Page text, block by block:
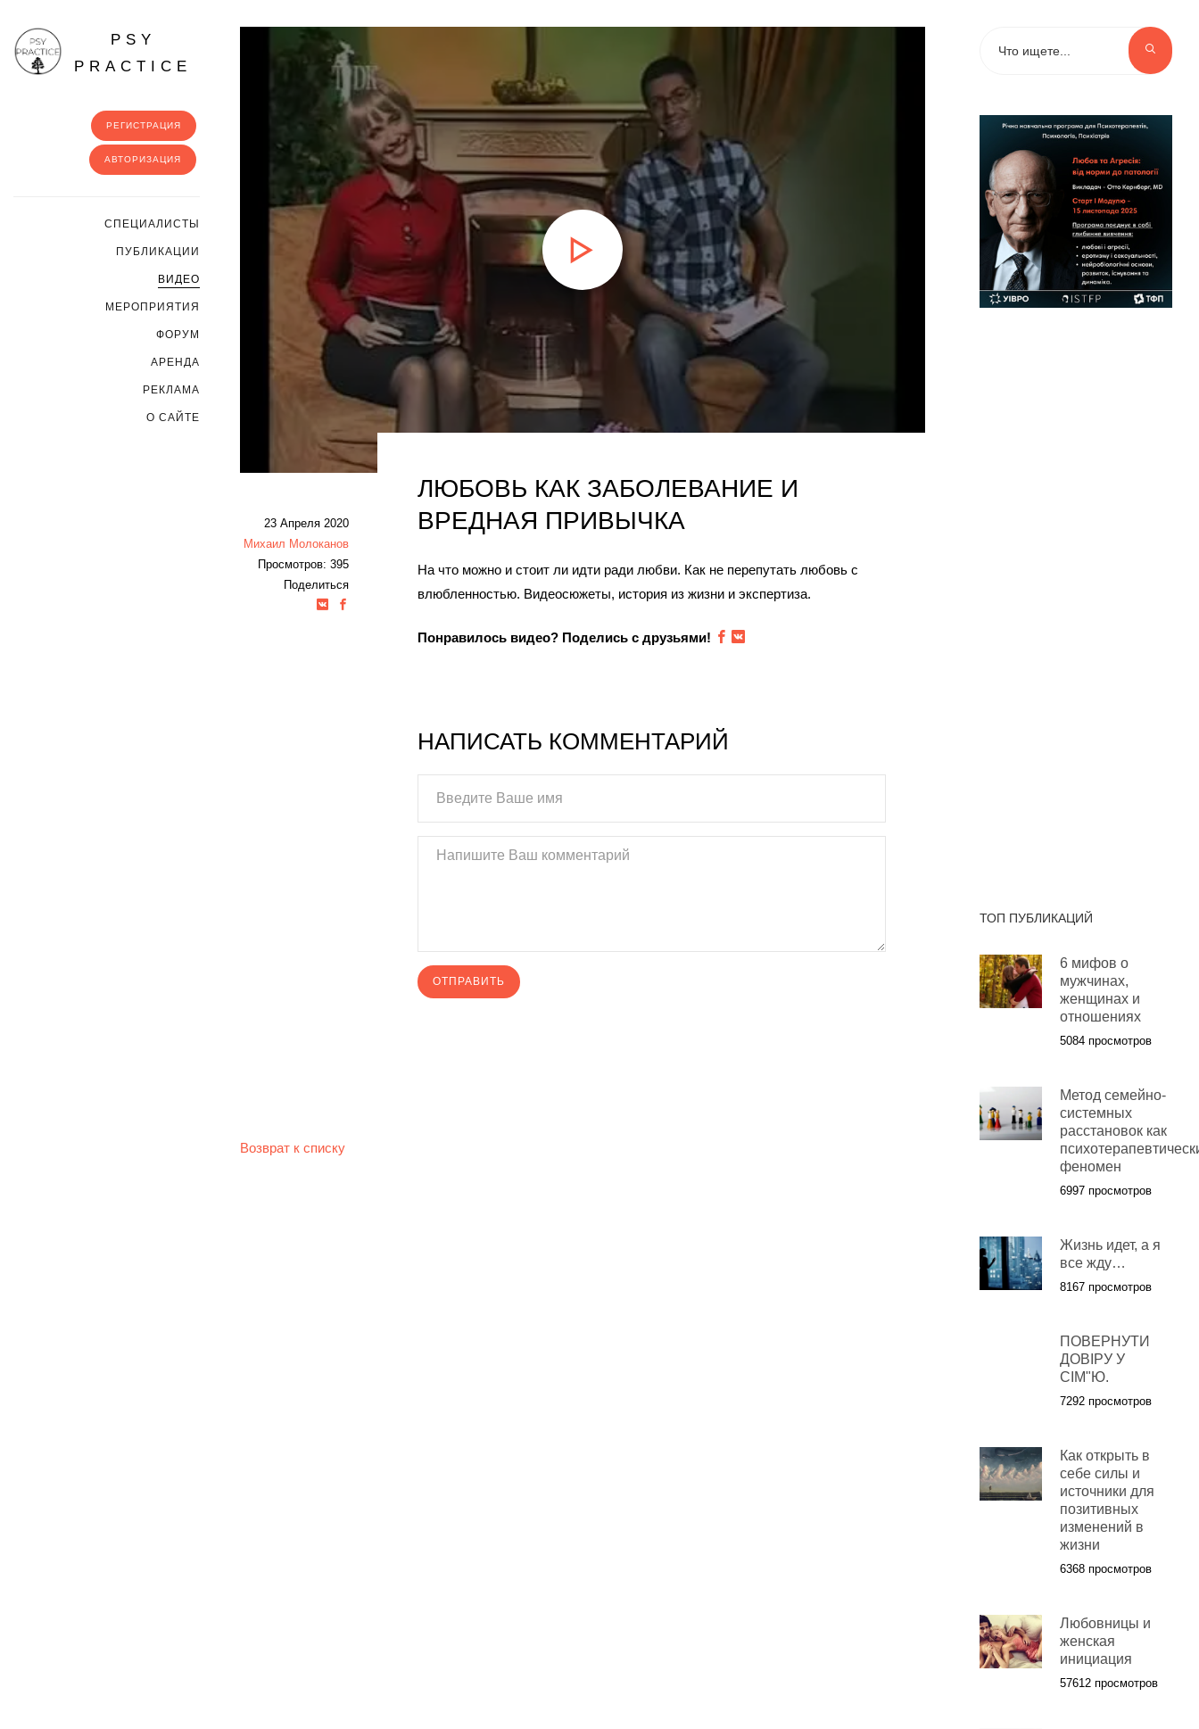
PSY
PRACTICE
РЕГИСТРАЦИЯ
АВТОРИЗАЦИЯ
CПЕЦИАЛИСТЫ
ПУБЛИКАЦИИ
ВИДЕО
МЕРОПРИЯТИЯ
ФОРУМ
АРЕНДА
РЕКЛАМА
О САЙТЕ
ЛЮБОВЬ КАК ЗАБОЛЕВАНИЕ И
ВРЕДНАЯ ПРИВЫЧКА
23 Апреля 2020
Михаил Молоканов
Просмотров: 395
Поделиться
На что можно и стоит ли идти ради любви. Как не перепутать любовь с
влюбленностью. Видеосюжеты, история из жизни и экспертиза.
Понравилось видео? Поделись с друзьями!
НАПИСАТЬ КОММЕНТАРИЙ
Возврат к списку
ТОП ПУБЛИКАЦИЙ
6 мифов о
мужчинах,
женщинах и
отношениях
5084 просмотров
Метод семейно-
системных
расстановок как
феномен
6997 просмотров
Жизнь идет, а я
все жду…
8167 просмотров
ПОВЕРНУТИ
ДОВІРУ У
СІМ"Ю.
7292 просмотров
Как открыть в
себе силы и
источники для
позитивных
изменений в
жизни
6368 просмотров
Любовницы и
женская
инициация
57612 просмотров